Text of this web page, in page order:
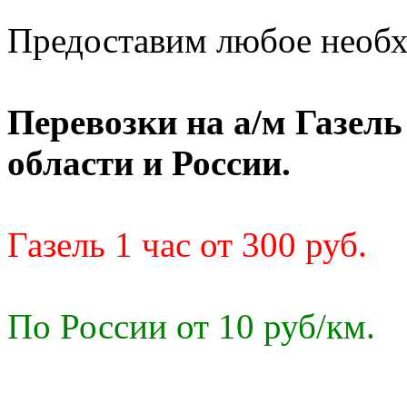
Предоставим любое
Перевозки на а/м
области и России.
Газель 1 час от 300 руб.
По России от 10 руб/км.